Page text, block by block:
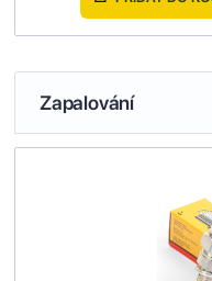
Zapalování